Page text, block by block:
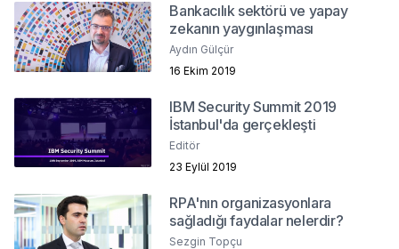
Bankacılık sektörü ve yapay
zekanın yaygınlaşması
Aydın Gülçür
16 Ekim 2019
IBM Security Summit 2019
İstanbul'da gerçekleşti
Editör
23 Eylül 2019
RPA'nın organizasyonlara
sağladığı faydalar nelerdir?
Sezgin Topçu